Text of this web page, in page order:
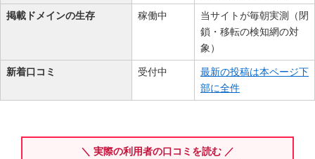
掲載ドメインの生存 稼働中
当サイトが毎朝実測（閉
鎖・移転の検知網の対
象）
新着口コミ 受付中
最新の投稿は本ページ下
部に全件
＼ 実際の利用者の口コミを読む ／